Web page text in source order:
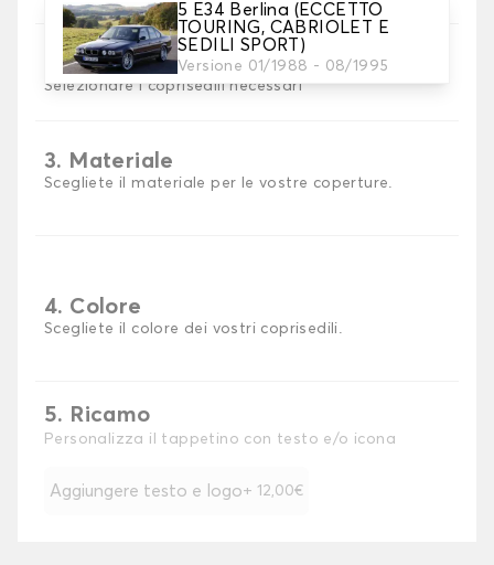
5 E34 Berlina (ECCETTO
TOURING, CABRIOLET E
SEDILI SPORT)
Versione 01/1988 - 08/1995
2. Set di coperture
Selezionare i coprisedili necessari
3. Materiale
Scegliete il materiale per le vostre coperture.
4. Colore
Scegliete il colore dei vostri coprisedili.
5. Ricamo
Personalizza il tappetino con testo e/o icona
Aggiungere testo e logo + 12,00€